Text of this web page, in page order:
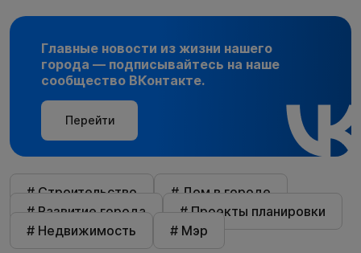
Главные новости из жизни нашего
города — подписывайтесь на наше
сообщество ВКонтакте.
Перейти
# Строительство
# Дом в городе
# Развитие города
# Проекты планировки
# Недвижимость
# Мэр